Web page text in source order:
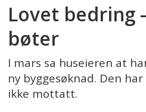
Lovet bedring
bøter
I mars sa huseieren at
ny byggesøknad. Den
ikke mottatt.